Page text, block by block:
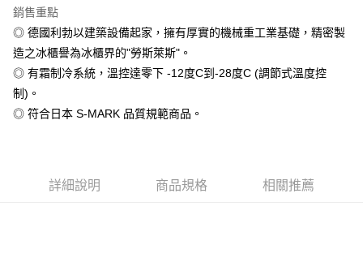
AFTEE先享後付是「在收到商品之後才付款」的支付方式。 讓您購物簡單
便利好安心！
１．簡單：不需註冊會員、不需綁卡、不需儲值。
２．便利：只要手機號碼，簡訊認證，即可結帳。
３．安心：先確認商品／服務後，再付款。
【「AFTEE先享後付」結帳流程】
１．於結帳方式選擇「AFTEE先享後付」後，將跳轉至「AFTEE先享後付」
結帳頁面，進行簡訊認證並確認金額後，即可完成結帳。
※ 請注意：結帳手續完成當下不需立刻繳費，但若您需要取消訂單，請聯絡
運送方式
宅配(請注意配件不含在免運內)
免運費
銷售重點
◎ 德國利勃以建築設備起家，擁有厚實的機械重工業基礎，精密製
造之冰櫃譽為冰櫃界的"勞斯萊斯"。
◎ 有霜制冷系統，溫控達零下 -12度C到-28度C (調節式溫度控
制)。
◎ 符合日本 S-MARK 品質規範商品。
詳細說明 商品規格 相關推薦